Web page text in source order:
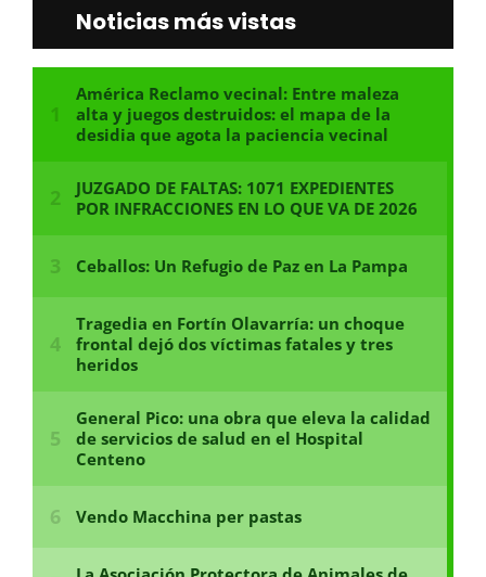
Noticias más vistas